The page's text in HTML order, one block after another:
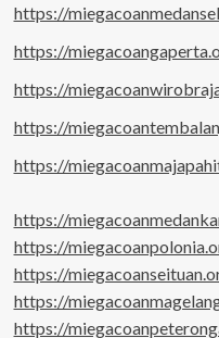
https://
https://
https://
https://
https://
https://
https://
https://
https://
https://